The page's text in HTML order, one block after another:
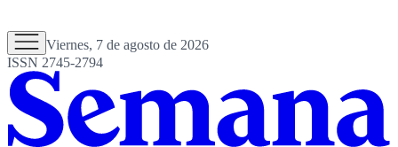
Viernes, 7 de agosto de 2026
ISSN 2745-2794